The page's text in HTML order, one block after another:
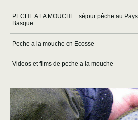
PECHE A LA MOUCHE ..séjour pêche au Pays
Basque...
Peche a la mouche en Ecosse
Videos et films de peche a la mouche